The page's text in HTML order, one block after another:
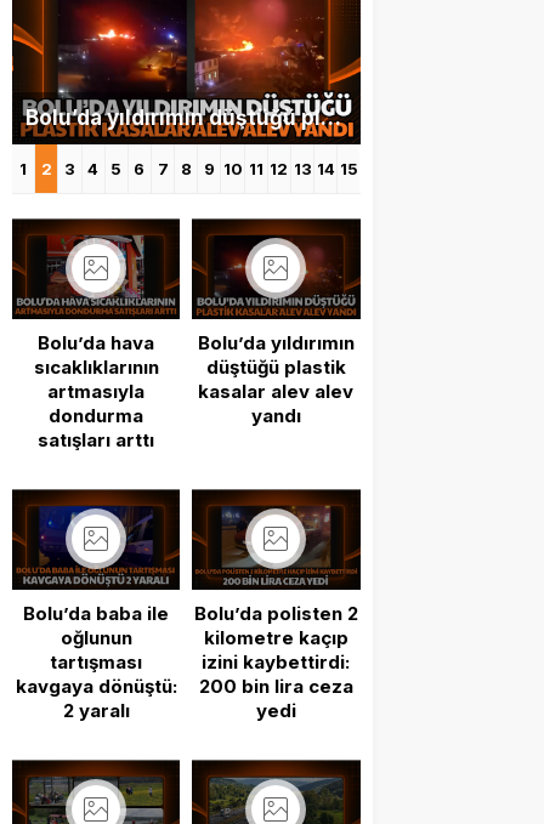
Bolu’da yıldırımın düştüğü plastik kasalar alev alev yandı
1 2 3 4 5 6 7 8 9 10 11 12 13 14 15
Bolu’da hava
sıcaklıklarının
artmasıyla
dondurma
satışları arttı
Bolu’da yıldırımın
düştüğü plastik
kasalar alev alev
yandı
Bolu’da baba ile
oğlunun
tartışması
kavgaya dönüştü:
2 yaralı
Bolu’da polisten 2
kilometre kaçıp
izini kaybettirdi:
200 bin lira ceza
yedi